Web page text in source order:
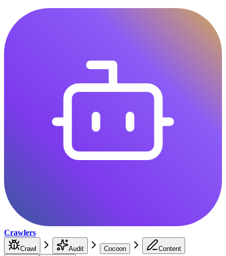
Crawlers
Crawl Audit Cocoon Content